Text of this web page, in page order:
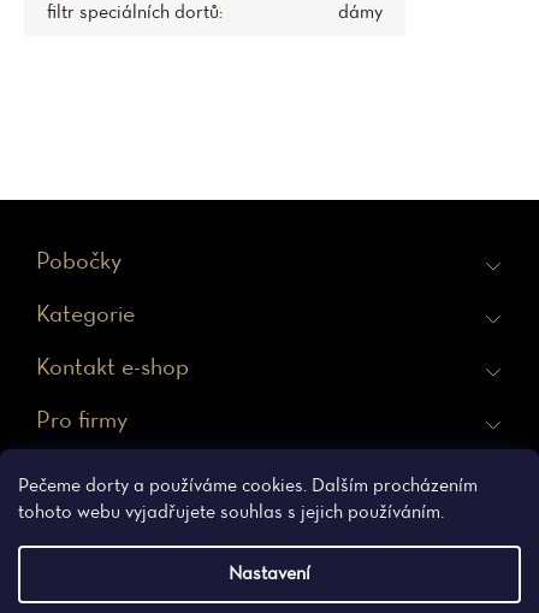
Pečeme dorty a používáme cookies. Dalším procházením
tohoto webu vyjadřujete souhlas s jejich používáním.
Nastavení
filtr speciálních dortů: dámy
Pobočky
Kategorie
Kontakt e-shop
Pro firmy
Ochrana osobních údajů Obchodní podmínky
Vytvořil Shoptet